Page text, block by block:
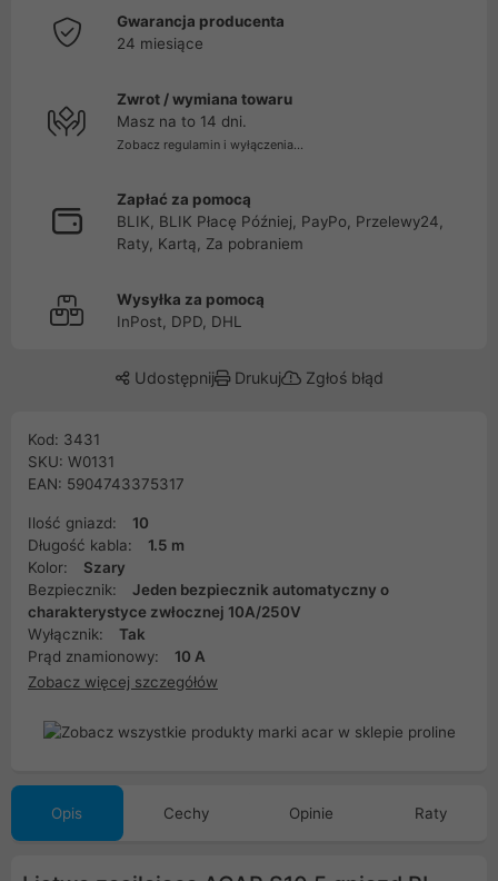
Gwarancja producenta
24 miesiące
Zwrot / wymiana towaru
Masz na to 14 dni.
Zobacz regulamin i wyłączenia...
Zapłać za pomocą
BLIK, BLIK Płacę Później, PayPo, Przelewy24,
Raty, Kartą, Za pobraniem
Wysyłka za pomocą
InPost, DPD, DHL
Udostępnij Drukuj Zgłoś błąd
Kod: 3431
SKU: W0131
EAN: 5904743375317
Ilość gniazd:
10
Długość kabla:
1.5 m
Kolor:
Szary
Bezpiecznik:
Jeden bezpiecznik automatyczny o
charakterystyce zwłocznej 10A/250V
Wyłącznik:
Tak
Prąd znamionowy:
10 A
Zobacz więcej szczegółów
Opis Cechy Opinie Raty